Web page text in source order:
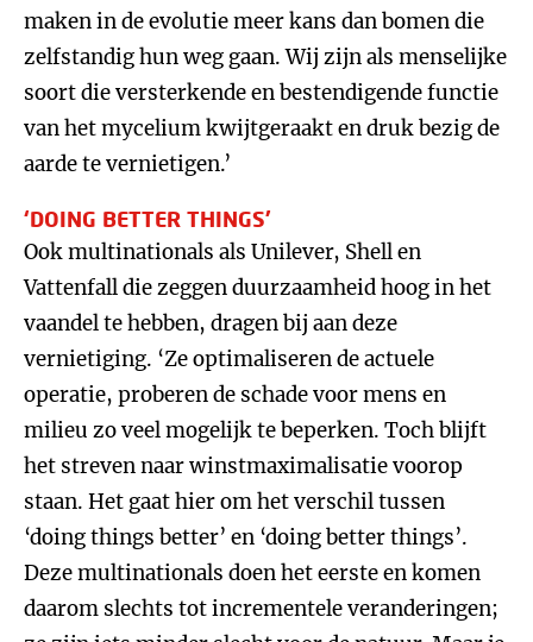
maken in de evolutie meer kans dan bomen die
zelfstandig hun weg gaan. Wij zijn als menselijke
soort die versterkende en bestendigende functie
van het mycelium kwijtgeraakt en druk bezig de
aarde te vernietigen.’
‘DOING BETTER THINGS’
Ook multinationals als Unilever, Shell en
Vattenfall die zeggen duurzaamheid hoog in het
vaandel te hebben, dragen bij aan deze
vernietiging. ‘Ze optimaliseren de actuele
operatie, proberen de schade voor mens en
milieu zo veel mogelijk te beperken. Toch blijft
het streven naar winstmaximalisatie voorop
staan. Het gaat hier om het verschil tussen
‘doing things better’ en ‘doing better things’.
Deze multinationals doen het eerste en komen
daarom slechts tot incrementele veranderingen;